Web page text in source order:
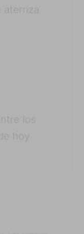
aterriza
los
hoy